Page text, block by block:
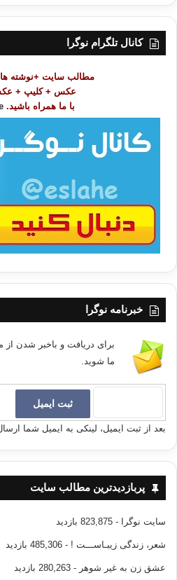
ر
کانال تلگرام نوگرا
مطالب سایت +نوشته
عکس + کلیپ +
با ما همراه باشید.
خبرنامه نوگرا
برای دریافت و باخبر شدن
ما شوید.
بعد از ثبت ایمیل، لینکی به ایمیل شما
پربازدیدترین مطالب سایت
سایت نوگرا - 823,875 بازدید
شعر، زندگی زیبـاســـت ! - 485,306 بازدید
عشق زن به غیر شوهر - 280,263 بازدید